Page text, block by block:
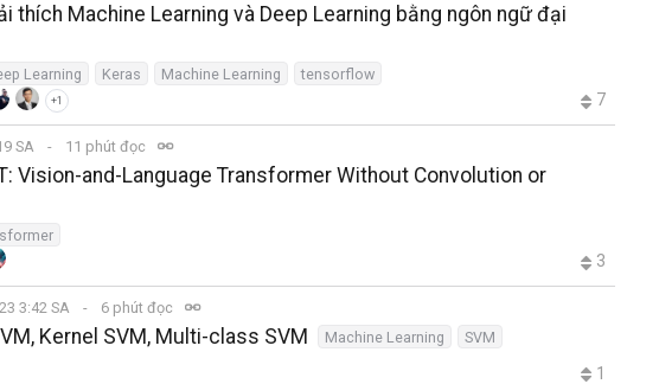
thích Machine Learning và Deep Learning bằng ngôn ngữ đại
Learning Keras Machine Learning tensorflow
+1 7
SA 11 phút đọc
Vision-and-Language Transformer Without Convolution or
3
3:42 SA 6 phút đọc
Kernel SVM, Multi-class SVM Machine Learning SVM
1